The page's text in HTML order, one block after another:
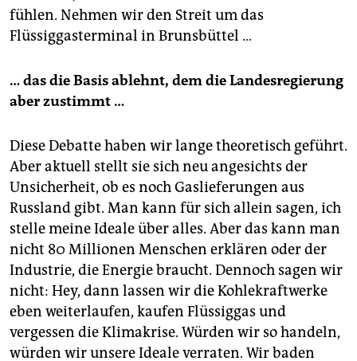
fühlen. Nehmen wir den Streit um das
Flüssiggasterminal in Brunsbüttel …
… das die Basis ablehnt, dem die Landesregierung
aber zustimmt …
Diese Debatte haben wir lange theo­retisch geführt.
Aber aktuell stellt sie sich neu angesichts der
Unsicherheit, ob es noch Gaslieferungen aus
Russland gibt. Man kann für sich allein sagen, ich
stelle meine Ideale über alles. Aber das kann man
nicht 80 Millionen Menschen erklären oder der
Industrie, die Energie braucht. Dennoch sagen wir
nicht: Hey, dann lassen wir die Kohlekraftwerke
eben weiterlaufen, kaufen Flüssiggas und
vergessen die Klima­krise. Würden wir so handeln,
würden wir unsere Ideale verraten. Wir baden